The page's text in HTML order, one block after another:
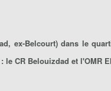
ex-Belcourt) dans le
CR Belouizdad et l'OMR